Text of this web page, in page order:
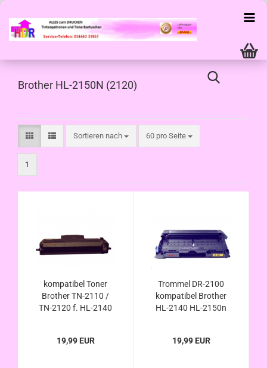
Brother HL-2150N (2120)
Sortieren nach
Sortieren nach 60 pro Seite
pro Seite
1
kompatibel Toner
Brother TN-2110 /
TN-2120 f. HL-2140
DCP-7040 DCP-
19,99 EUR
Trommel DR-2100
kompatibel Brother
HL-2140 HL-2150n
DCP-7045n MFC-
19,99 EUR